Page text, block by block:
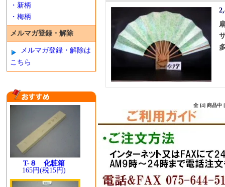
・新柄
・梅柄
メルマガ登録・解除
メルマガ登録・解除は
こちら
T-８ 化粧箱
165円(税15円)
全 [4] 商品中